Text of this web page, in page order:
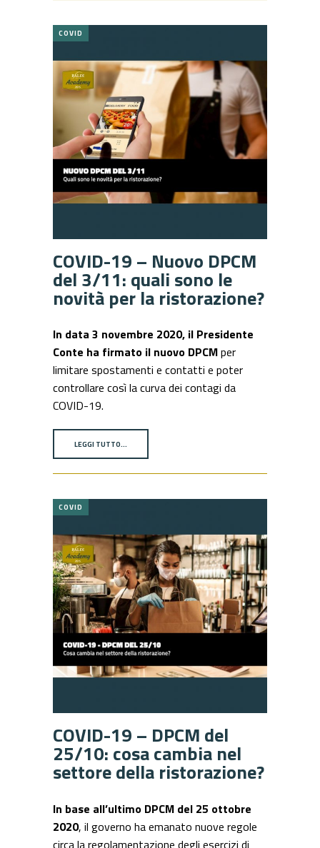
COVID
COVID-19 – Nuovo DPCM
del 3/11: quali sono le
novità per la ristorazione?
In data 3 novembre 2020, il Presidente
Conte ha firmato il nuovo DPCMper
limitare spostamenti e contatti e poter
controllare così la curva dei contagi da
COVID-19.
LEGGI TUTTO…
COVID
COVID-19 – DPCM del
25/10: cosa cambia nel
settore della ristorazione?
In base all’ultimo DPCM del 25 ottobre
2020, il governo ha emanato nuove regole
circa la regolamentazione degli esercizi di